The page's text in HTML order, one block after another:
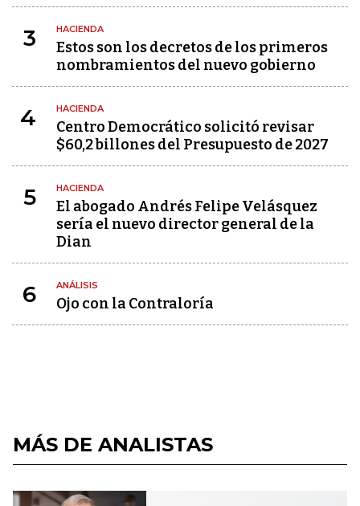
3 HACIENDA
Estos son los decretos de los primeros
nombramientos del nuevo gobierno
4 HACIENDA
Centro Democrático solicitó revisar
$60,2 billones del Presupuesto de 2027
5 HACIENDA
El abogado Andrés Felipe Velásquez
sería el nuevo director general de la
Dian
6 ANÁLISIS
Ojo con la Contraloría
MÁS DE ANALISTAS